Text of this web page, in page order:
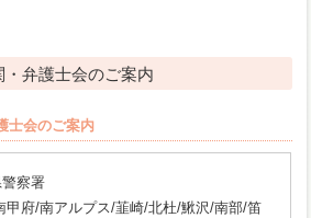
弁護士会のご案内
士会のご案内
察署
甲府/南アルプス/韮崎/北杜/鰍沢/南部/笛